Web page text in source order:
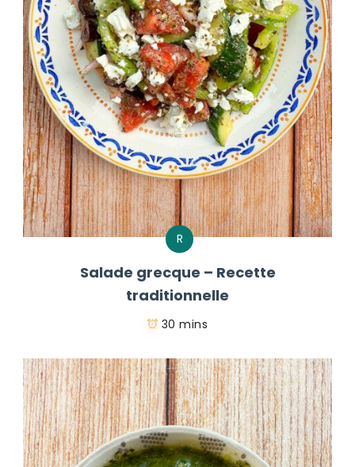
R
Salade grecque – Recette
traditionnelle
30 mins